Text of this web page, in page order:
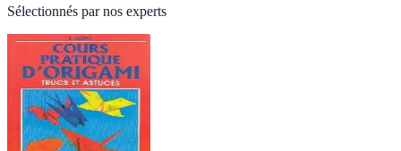
Sélectionnés par nos experts